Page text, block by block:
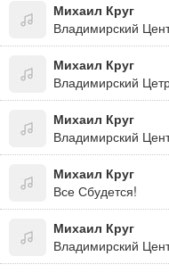
Михаил Круг
Владимирский
Михаил Круг
Владимирский
Михаил Круг
Михаил Круг
Все Сбудется!
Михаил Круг